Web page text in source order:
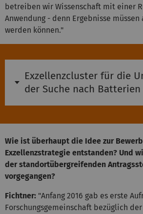
betreiben wir Wissenschaft mit einer
Anwendung - denn Ergebnisse
werden können."
Exzellenzcluster für die
der Suche nach
Wie ist überhaupt die Idee zur
Exzellenzstrategie entstanden? Und
der standortübergreifenden
vorgegangen?
Fichtner: "Anfang 2016 gab es erste
Forschungsgemeinschaft bezüglich